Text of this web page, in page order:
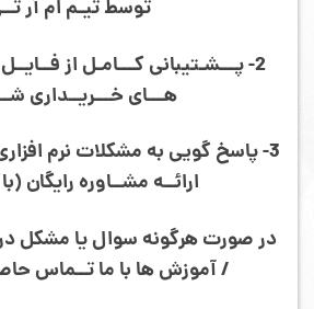
توسط تیـم ام آر
2- پـــشـتیبانی کـــامـل از
هـــای خـــریــداری
3- پاسخ گویی به مشکلات نرم
ارائــه مشــاوره رایگان
در صورت هرگونه سوال یا مشکل
/ آموزش ها با ما تــماس